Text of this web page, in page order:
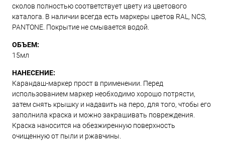
сколов полностью соответствует цвету из цветового
каталога. В наличии всегда есть маркеры цветов RAL, NCS,
PANTONE. Покрытие не смывается водой.
ОБЪЕМ:
15мл
НАНЕСЕНИЕ:
Карандаш-маркер прост в применении. Перед
использованием маркер необходимо хорошо потрясти,
затем снять крышку и надавить на перо, для того, чтобы его
заполнила краска и можно закрашивать повреждения.
Краска наносится на обезжиренную поверхность
очищенную от пыли и ржавчины.